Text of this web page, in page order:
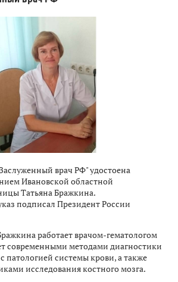
врач РФ" удостоена
Ивановской областной
Татьяна Бражкина.
подписал Президент России
работает врачом-гематологом
современными методами диагностики
патологией системы крови, а также
исследования костного мозга.